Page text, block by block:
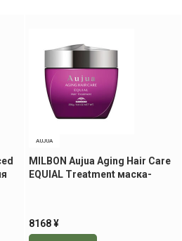
AUJUA
MILBON Aujua Aging Hair Care
EQUIAL Treatment маска-
8168¥